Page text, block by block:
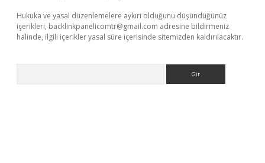
Hukuka ve yasal düzenlemelere aykırı olduğunu düşündüğünüz
içerikleri, backlinkpanelicomtr@gmail.com adresine bildirmeniz
halinde, ilgili içerikler yasal süre içerisinde sitemizden kaldırılacaktır.